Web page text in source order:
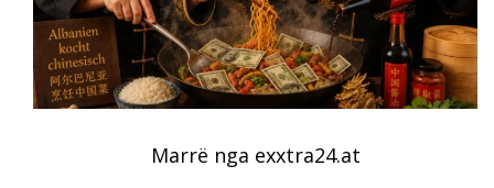
Marrë nga exxtra24.at